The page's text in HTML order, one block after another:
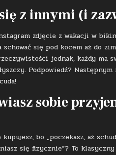
z innymi (i
zdjęcie z wakacji w
się pod kocem aż do
jednak, każdy ma
Podpowiedź?
sobie
bo „poczekasz, aż
się fizycznie”? To